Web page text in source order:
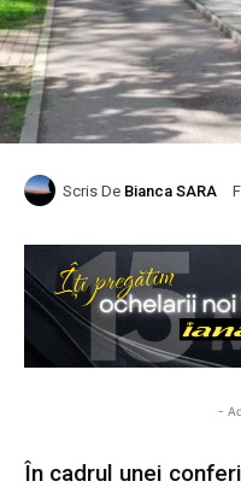
Scris De Bianca SARA
-
În cadrul unei